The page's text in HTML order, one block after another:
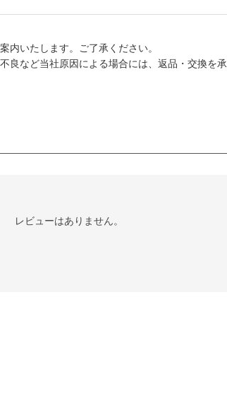
内いたします。ご了承ください。
良など当社原因による場合には、返品・交換を
レビューはありません。